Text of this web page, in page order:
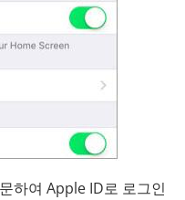
하여 Apple ID로 로그인